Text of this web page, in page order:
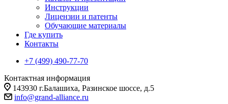
Инструкции
Лицензии и патенты
Обучающие материалы
Где купить
Контакты
+7 (499) 490-77-70
Контактная информация
143930 г.Балашиха, Разинское шоссе, д.5
info@grand-alliance.ru